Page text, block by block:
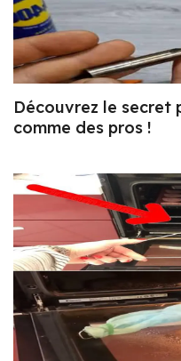
Découvrez le secret
comme des pros !